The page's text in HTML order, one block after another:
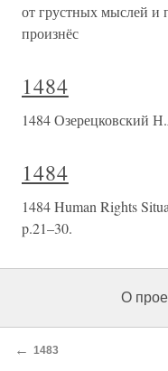
от грустных мыслей и
произнёс
1484
1484 Озерецковский
1484
1484 Human Rights
p.21–30.
О
← 1483